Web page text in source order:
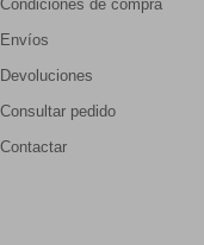
Condiciones de compra
Envíos
Devoluciones
Consultar pedido
Contactar